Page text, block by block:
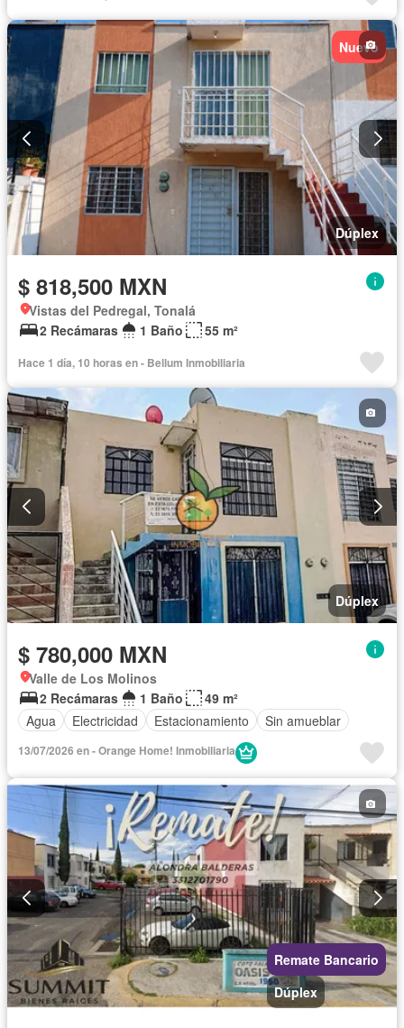
Nuevo
Dúplex
$ 818,500 MXN
Vistas del Pedregal, Tonalá
2 Recámaras
1 Baño 55 m²
Hace 1 día, 10 horas en - Bellum Inmobiliaria
Dúplex
$ 780,000 MXN
Valle de Los Molinos
2 Recámaras
1 Baño
49 m²
Agua
Electricidad Estacionamiento Sin amueblar
13/07/2026 en - Orange Home! Inmobiliaria
Remate Bancario
Dúplex